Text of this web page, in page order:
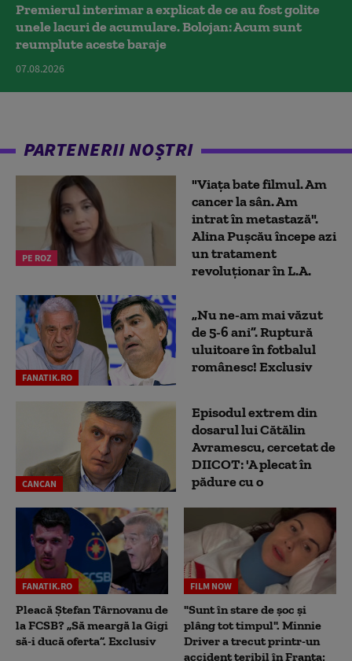
Premierul interimar a explicat de ce au fost golite
unele lacuri de acumulare. Bolojan: Acum sunt
reumplute aceste baraje
07.08.2026
PARTENERII NOȘTRI
PE ROZ
"Viața bate filmul. Am
cancer la sân. Am
intrat în metastază".
Alina Pușcău începe azi
un tratament
revoluționar în L.A.
FANATIK.RO
„Nu ne-am mai văzut
de 5-6 ani”. Ruptură
uluitoare în fotbalul
românesc! Exclusiv
CANCAN
Episodul extrem din
dosarul lui Cătălin
Avramescu, cercetat de
DIICOT: 'A plecat în
pădure cu o
FANATIK.RO
Pleacă Ștefan Târnovanu de
la FCSB? „Să meargă la Gigi
să-i ducă oferta”. Exclusiv
FILM NOW
"Sunt în stare de șoc și
plâng tot timpul". Minnie
Driver a trecut printr-un
accident teribil în Franța: